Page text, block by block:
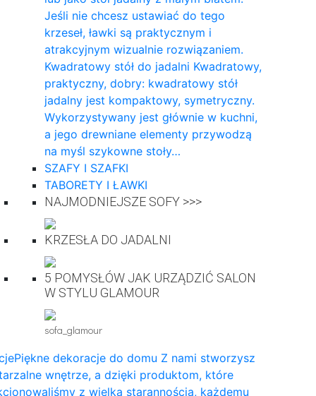
Jeśli nie chcesz ustawiać do tego
krzeseł, ławki są praktycznym i
atrakcyjnym wizualnie rozwiązaniem.
Kwadratowy stół do ​​jadalni Kwadratowy,
praktyczny, dobry: kwadratowy stół
jadalny jest kompaktowy, symetryczny.
Wykorzystywany jest głównie w kuchni,
a jego drewniane elementy przywodzą
na myśl szykowne stoły…
SZAFY I SZAFKI
TABORETY I ŁAWKI
NAJMODNIEJSZE SOFY >>>
KRZESŁA DO JADALNI
5 POMYSŁÓW JAK URZĄDZIĆ SALON
W STYLU GLAMOUR
sofa_glamour
Piękne dekoracje do domu Z nami stworzysz
wnętrze, a dzięki produktom, które
z wielką starannością, każdemu